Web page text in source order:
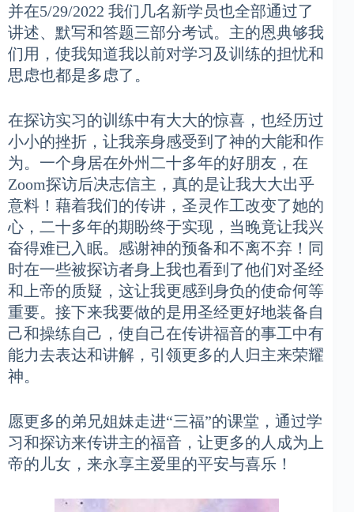
并在5/29/2022 我们几名新学员也全部通过了
讲述、默写和答题三部分考试。主的恩典够我
们用，使我知道我以前对学习及训练的担忧和
思虑也都是多虑了。
在探访实习的训练中有大大的惊喜，也经历过
小小的挫折，让我亲身感受到了神的大能和作
为。一个身居在外州二十多年的好朋友，在
Zoom探访后决志信主，真的是让我大大出乎
意料！藉着我们的传讲，圣灵作工改变了她的
心，二十多年的期盼终于实现，当晚竟让我兴
奋得难已入眠。感谢神的预备和不离不弃！同
时在一些被探访者身上我也看到了他们对圣经
和上帝的质疑，这让我更感到身负的使命何等
重要。接下来我要做的是用圣经更好地装备自
己和操练自己，使自己在传讲福音的事工中有
能力去表达和讲解，引领更多的人归主来荣耀
神。
愿更多的弟兄姐妹走进“三福”的课堂，通过学
习和探访来传讲主的福音，让更多的人成为上
帝的儿女，来永享主爱里的平安与喜乐！